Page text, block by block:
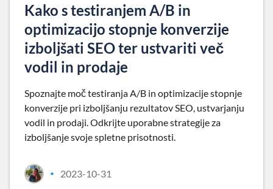
Kako s testiranjem A/B in
optimizacijo stopnje konverzije
izboljšati SEO ter ustvariti več
vodil in prodaje
Spoznajte moč testiranja A/B in optimizacije stopnje
konverzije pri izboljšanju rezultatov SEO, ustvarjanju
vodil in prodaji. Odkrijte uporabne strategije za
izboljšanje svoje spletne prisotnosti.
• 2023-10-31